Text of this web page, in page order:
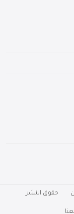
حقوق النشر